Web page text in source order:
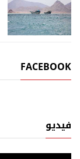
FACEBOOK
فيديو